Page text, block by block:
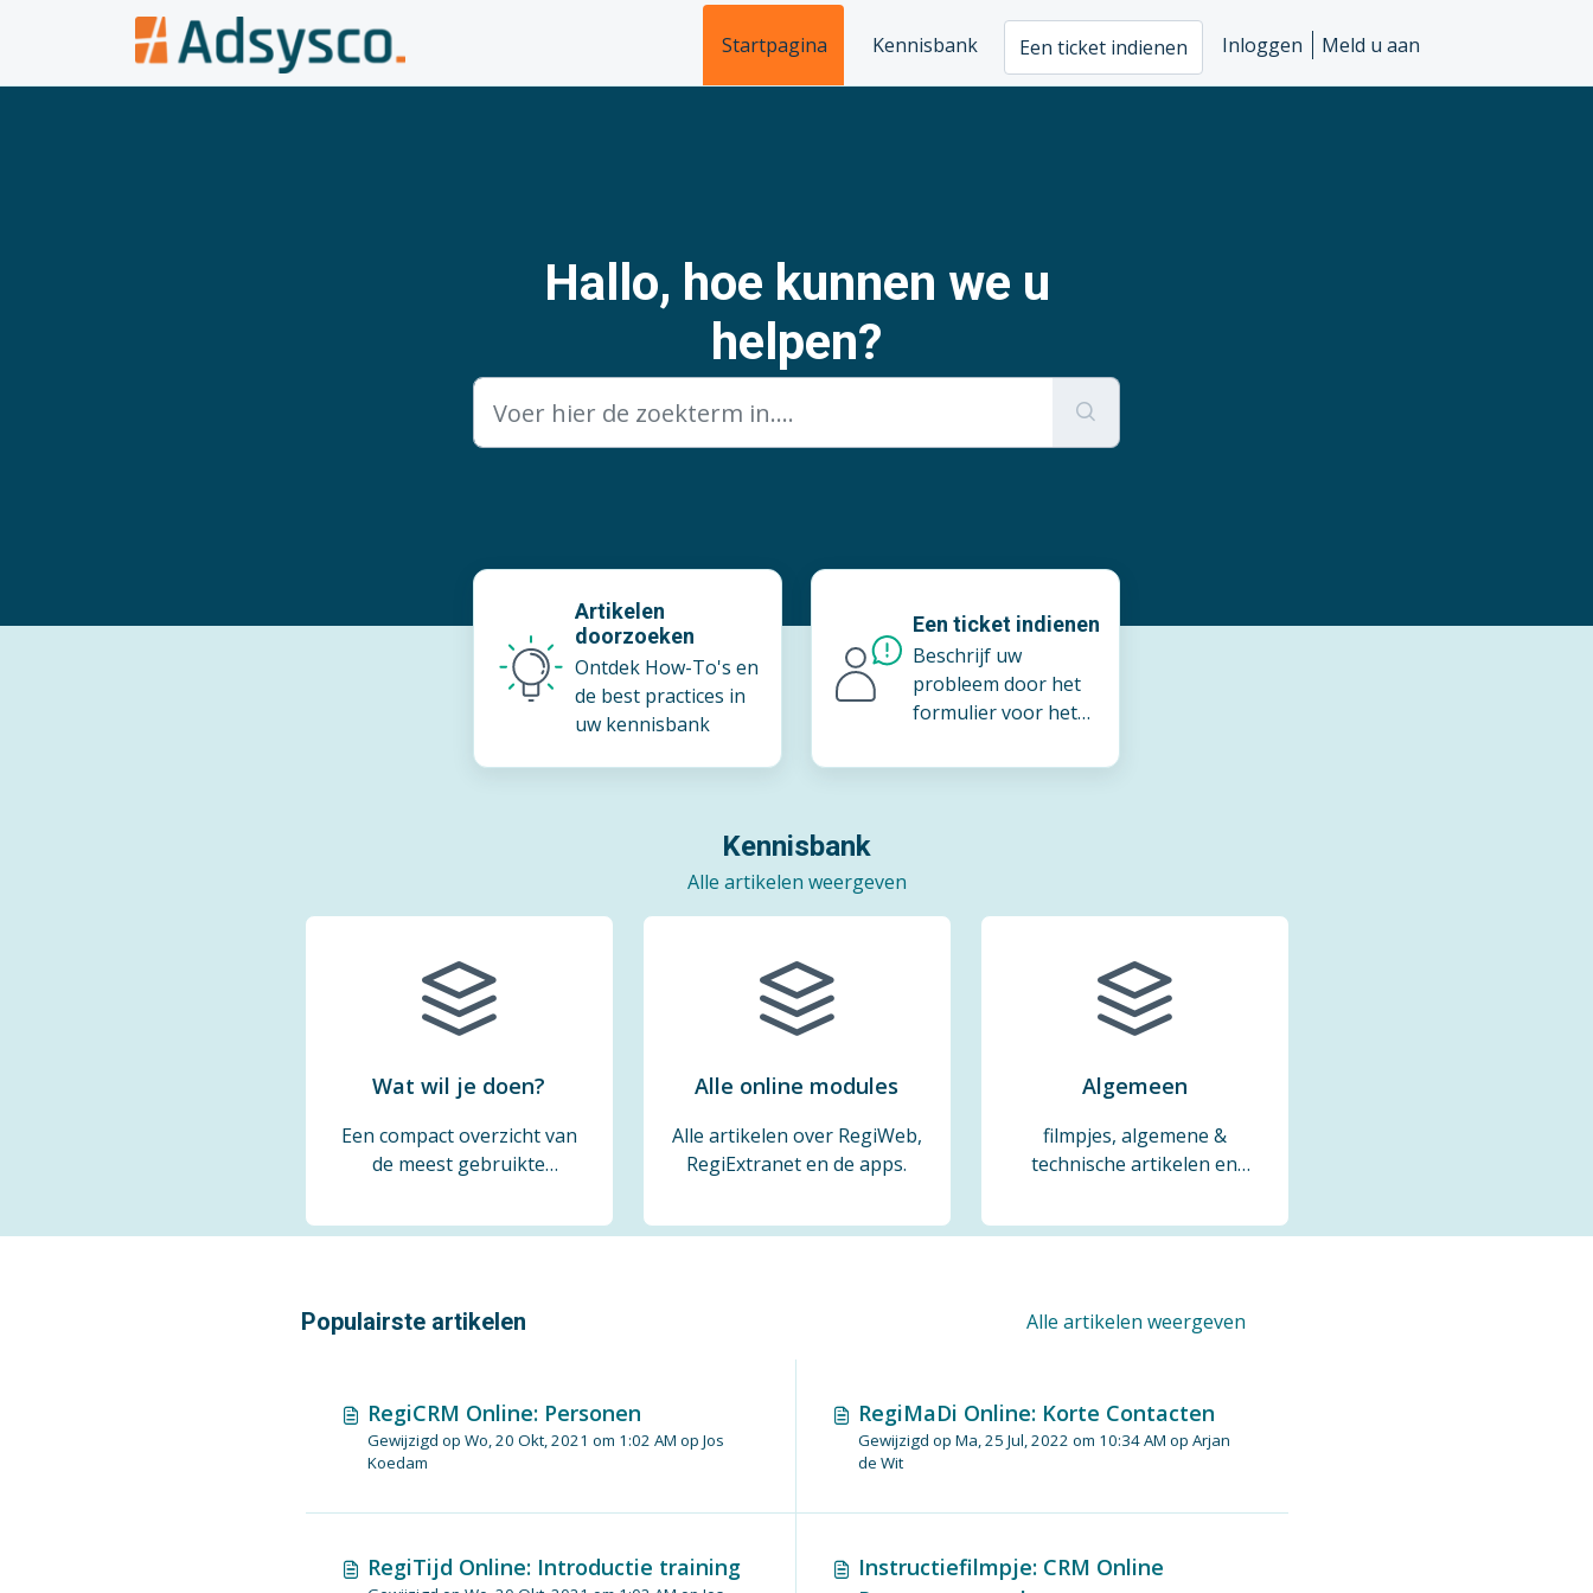
Doorgaan naar hoofdinhoud
Startpagina
Kennisbank Een ticket indienen Inloggen Meld u aan
Hallo, hoe kunnen we u
helpen?
Artikelen
doorzoeken
Ontdek How-To's en
de best practices in
uw kennisbank
Een ticket indienen
Beschrijf uw
probleem door het
formulier voor het
t in te vullen
Kennisbank
Alle artikelen weergeven
Wat wil je doen?
Een compact overzicht van
de meest gebruikte
Alle online modules
Alle artikelen over RegiWeb,
RegiExtranet en de apps.
Algemeen
filmpjes, algemene &
technische artikelen en
Populairste artikelen Alle artikelen weergeven
RegiCRM Online: Personen
Gewijzigd op Wo, 20 Okt, 2021 om 1:02 AM op Jos
Koedam
RegiMaDi Online: Korte Contacten
Gewijzigd op Ma, 25 Jul, 2022 om 10:34 AM op Arjan
de Wit
RegiTijd Online: Introductie training
Instructiefilmpje: CRM Online